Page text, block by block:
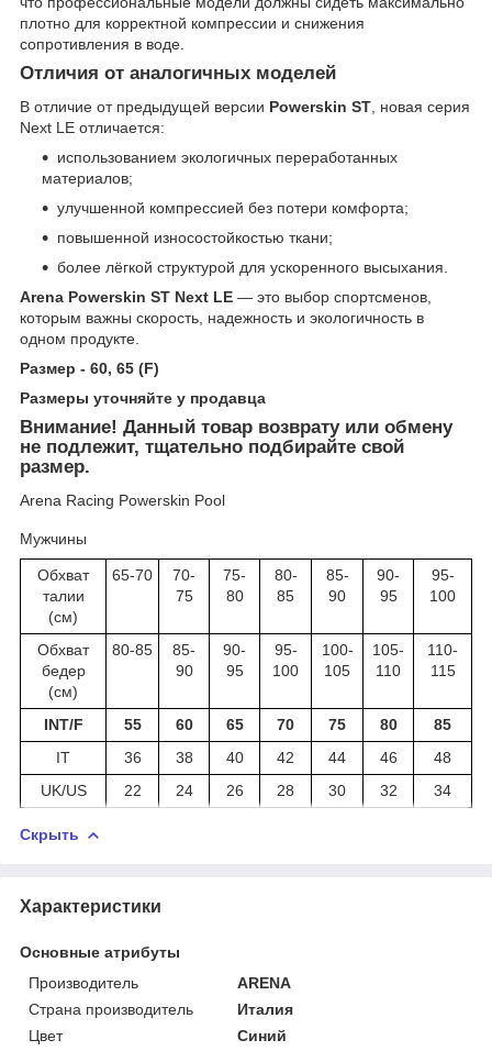
плотно для корректной компрессии и снижения
сопротивления в воде.
Отличия от аналогичных моделей
В отличие от предыдущей версии Powerskin ST, новая серия
Next LE отличается:
использованием экологичных переработанных
материалов;
улучшенной компрессией без потери комфорта;
повышенной износостойкостью ткани;
более лёгкой структурой для ускоренного высыхания.
Arena Powerskin ST Next LE — это выбор спортсменов,
которым важны скорость, надежность и экологичность в
одном продукте.
Размер - 60, 65 (F)
Размеры уточняйте у продавца
Внимание! Данный товар возврату или обмену
не подлежит, тщательно подбирайте свой
размер.
Arena Racing Powerskin Pool
Мужчины
Обхват
талии
(см)
65-70
70-
75
75-
80
80-
85
85-
90
90-
95
95-
100
Обхват
бедер
(см)
80-85
85-
90
90-
95
95-
100
100-
105
105-
110
110-
115
INT/F 55 60 65 70 75 80
85
IT
36 38 40 42 44 46
48
UK/US
22 24 26 28 30 32 34
Скрыть
Характеристики
Основные атрибуты
Производитель
ARENA
Страна производитель
Италия
Цвет
Синий